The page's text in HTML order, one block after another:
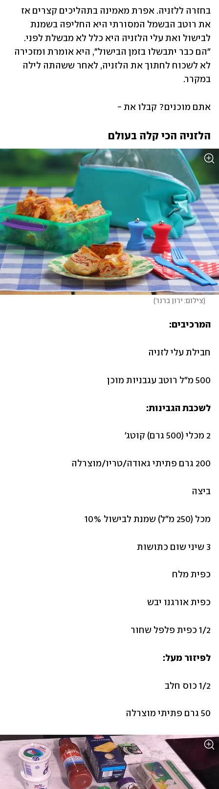
במקרר.
אתם מוכנים? קבלו את -
הלזניה הכי קלה בעולם
(צילום: ירון ברנר)
המרכיבים:
חבילת עלי לזניה
500 מ״ל רוטב עגבניות מוכן
לשכבת הגבינות:
2 מכלי (500 גרם) קוטג'
200 גרם פתיתי גאודה/טריו/מוצרלה
ביצה
מכל (250 מ״ל) שמנת לבישול 10%
3 שיני שום כתושות
כפית מלח
כפית אורגנו יבש
1/2 כפית פלפל שחור
לפיזור מעל:
1/2 כוס חלב
50 גרם פתיתי מוצרלה